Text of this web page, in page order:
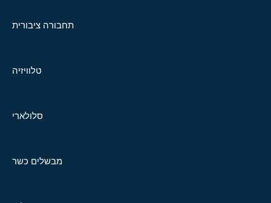
תחבורה ציבורית
טלוויזיה
סלולארי
מבשלים כשר